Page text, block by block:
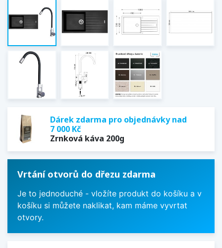
Dárek zdarma pro objednávky nad
7 000 Kč
Zrnková káva 200g
Vrtání otvorů do dřezu zdarma
Je to jednoduché - vložíte produkt do košíku a v
košíku si můžete naklikat, kam máme vyvrtat
otvory.